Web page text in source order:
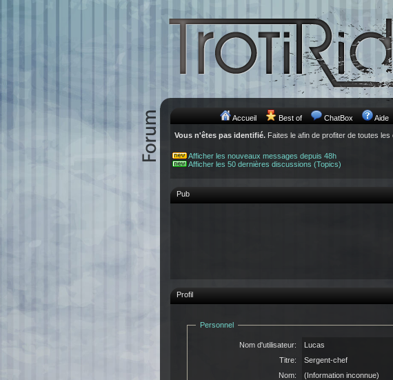
Accueil Best of ChatBox Aide
Vous n'êtes pas identifié. Faites le afin de profiter de toutes les
Afficher les nouveaux messages depuis 48h
Afficher les 50 dernières discussions (Topics)
Pub
Profil
Personnel
Nom d'utilisateur:
Lucas
Titre:
Sergent-chef
Nom:
(Information inconnue)